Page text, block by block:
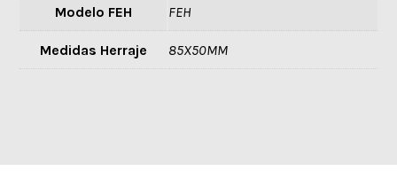
Modelo FEH FEH
Medidas Herraje 85X50MM